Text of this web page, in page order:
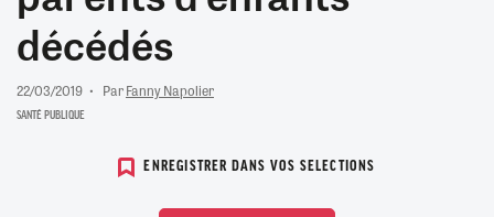
décédés
22/03/2019 ParFanny Napolier
SANTÉ PUBLIQUE
ENREGISTRER DANS VOS SELECTIONS